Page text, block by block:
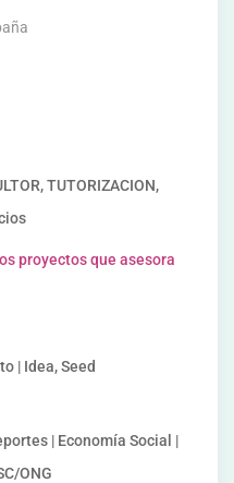
TUTORIZACION,
proyectos que asesora
| Idea, Seed
| Economía Social |
ONG